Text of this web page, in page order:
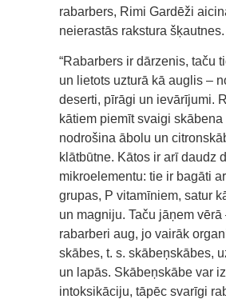
rabarbers, Rimi Gardēži
neierastās rakstura šķautnes.
“Rabarbers ir dārzenis, taču
un lietots uzturā kā auglis –
deserti, pīrāgi un ievārījumi.
kātiem piemīt svaigi skābena
nodrošina ābolu un
klātbūtne. Kātos ir arī daudz
mikroelementu: tie ir bagāti
grupas, P vitamīniem, satur
un magniju. Taču jāņem
rabarberi aug, jo vairāk
skābes, t. s. skābeņskābes,
un lapās. Skābeņskābe var
intoksikāciju, tāpēc svarīgi